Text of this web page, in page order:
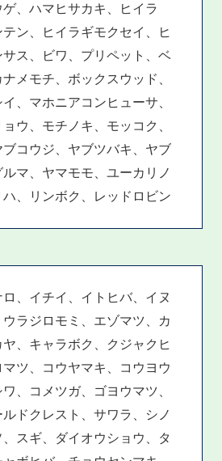
、ハマヒサカキ、ヒイラ
ン、ヒイラギモクセイ、ヒ
ス、ビワ、プリペット、ベ
メモチ、ボックスウッド、
、マホニアコンヒューサ、
ウ、モチノキ、モッコク、
コウジ、ヤブツバキ、ヤブ
マ、ヤマモモ、ユーカリノ
、リンボク、レッドロビン
、イチイ、イトヒバ、イヌ
ラジロモミ、エゾマツ、カ
、キャラボク、クジャクヒ
ツ、コウヤマキ、コウヨウ
、コメツガ、ゴヨウマツ、
ドクレスト、サワラ、シノ
スギ、ダイオウショウ、タ